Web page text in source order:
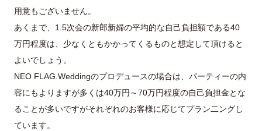
用意もございません。
あくまで、1.5次会の新郎新婦の平均的な自己負担額である40
万円程度は、少なくともかかってくるものと想定して頂けると
よいでしょう。
NEO FLAG.Weddingのプロデュースの場合は、パーティーの内
容にもよりますが多くは40万円～70万円程度の自己負担金とな
ることが多いですがそれぞれのお客様に応じてプラン二ングし
ています。